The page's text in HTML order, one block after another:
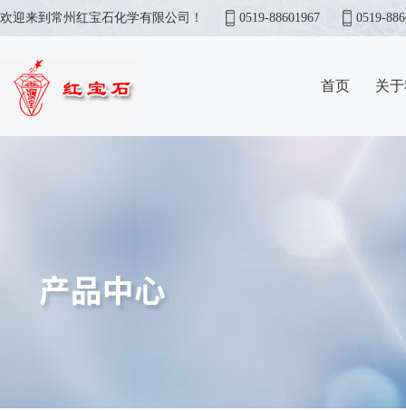
欢迎来到常州红宝石化学有限公司！ 0519-88601967 0519-
首页 关